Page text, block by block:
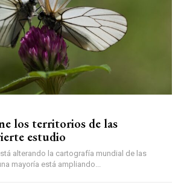
los territorios de las
estudio
alterando la cartografía mundial de las
mayoría está ampliando...